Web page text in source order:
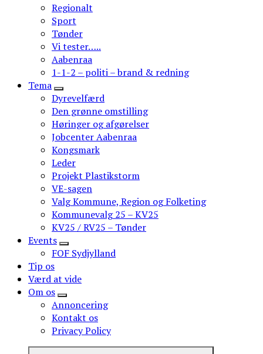
Regionalt
Sport
Tønder
Vi tester…..
Aabenraa
1-1-2 – politi – brand & redning
Tema
Dyrevelfærd
Den grønne omstilling
Høringer og afgørelser
Jobcenter Aabenraa
Kongsmark
Leder
Projekt Plastikstorm
VE-sagen
Valg Kommune, Region og Folketing
Kommunevalg 25 – KV25
KV25 / RV25 – Tønder
Events
FOF Sydjylland
Tip os
Værd at vide
Om os
Annoncering
Kontakt os
Privacy Policy